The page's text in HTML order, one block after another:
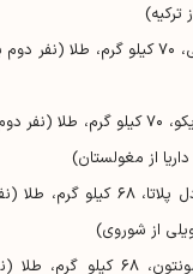
ترکیه)
۱۹۶۷ - جهانی دهلی، ۷۰ کیلو گرم،
۱۹۶۸ - المپیک مکزیکو، ۷۰ کیلو
از مغولستان)
۱۹۶۹ - جهانی مارادل پلاتا،
از شوروی)
۱۹۷۰ - جهانی ادمونتون، ۶۸